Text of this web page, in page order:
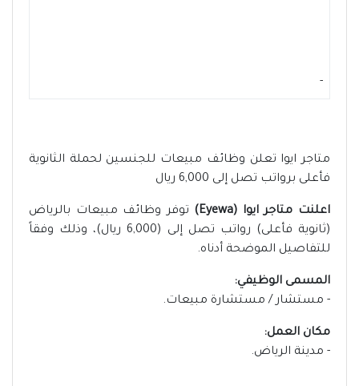
-
متاجر ايوا تعلن وظائف مبيعات للجنسين لحملة الثانوية
فأعلى برواتب تصل إلى 6,000 ريال
اعلنت متاجر ايوا (Eyewa)
توفر وظائف مبيعات بالرياض
(ثانوية فأعلى) رواتب تصل إلى (6,000 ريال)، وذلك وفقاً
للتفاصيل الموضحة أدناه.
المسمى الوظيفي:
‏- مستشار / مستشارة مبيعات.
مكان العمل:
- مدينة الرياض.